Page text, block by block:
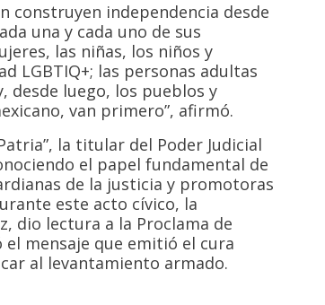
construyen independencia desde
una y cada uno de sus
las niñas, los niños y
LGBTIQ+; las personas adultas
desde luego, los pueblos y
van primero”, afirmó.
la titular del Poder Judicial
el papel fundamental de
de la justicia y promotoras
este acto cívico, la
dio lectura a la Proclama de
el mensaje que emitió el cura
al levantamiento armado.